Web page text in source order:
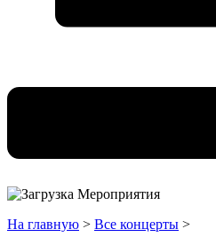
На главную > Все концерты >